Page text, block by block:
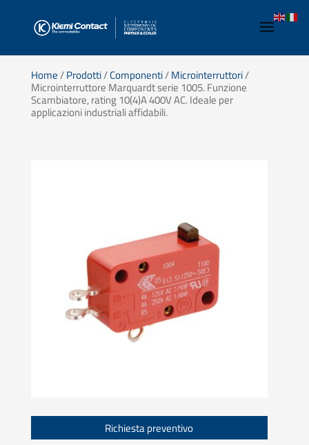
Home/Prodotti/Componenti/Microinterruttori/
Microinterruttore Marquardt serie 1005. Funzione
Scambiatore, rating 10(4)A 400V AC. Ideale per
applicazioni industriali affidabili.
Richiesta preventivo